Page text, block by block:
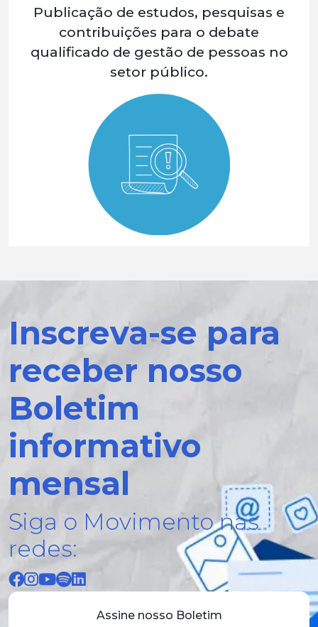
Publicação de estudos, pesquisas e
contribuições para o debate
qualificado de gestão de pessoas no
setor público.
Inscreva-se para
receber nosso
Boletim
informativo
mensal
Siga o Movimento nas
redes:
Assine nosso Boletim